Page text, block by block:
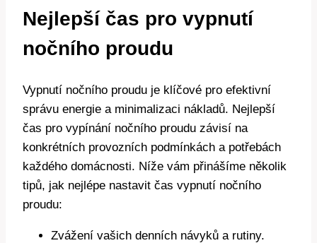
Nejlepší čas pro vypnutí
nočního proudu
Vypnutí nočního proudu je klíčové pro efektivní
správu energie a minimalizaci nákladů. Nejlepší
čas pro vypínání nočního proudu závisí na
konkrétních provozních podmínkách a potřebách
každého domácnosti. Níže vám přinášíme několik
tipů, jak nejlépe nastavit čas vypnutí nočního
proudu:
Zvážení vašich denních návyků a rutiny.